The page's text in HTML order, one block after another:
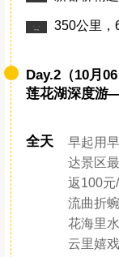
【新都
中转车
公路慢
从大地
雪山，
落，晚